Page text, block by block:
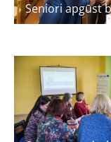
Seniori apgūst